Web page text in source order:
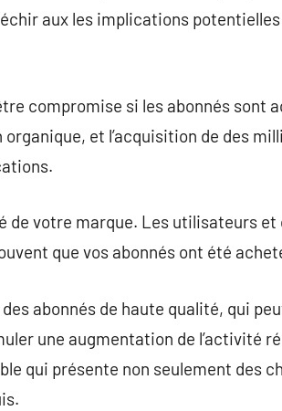
aux les implications
compromise si les abonnés sont
et l’acquisition de des
de votre marque. Les utilisateurs et
que vos abonnés ont été
abonnés de haute qualité, qui
une augmentation de l’activité
qui présente non seulement des